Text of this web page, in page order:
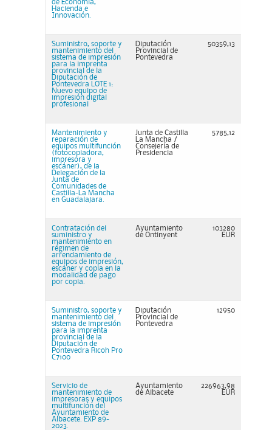
de Economía,
Hacienda e
Innovación.
Suministro, soporte y
mantenimiento del
sistema de impresión
para la imprenta
provincial de la
Diputación de
Pontevedra LOTE 1:
Nuevo equipo de
impresión digital
profesional
Diputación
Provincial de
Pontevedra
50359,13
Mantenimiento y
reparación de
equipos multifunción
(fotocopiadora,
impresora y
escáner), de la
Delegación de la
Junta de
Comunidades de
Castilla-La Mancha
en Guadalajara.
Junta de Castilla
La Mancha /
Consejería de
Presidencia
5785,12
Contratación del
suministro y
mantenimiento en
régimen de
arrendamiento de
equipos de impresión,
escáner y copia en la
modalidad de pago
por copia.
Ayuntamiento
de Ontinyent
103280
EUR
Suministro, soporte y
mantenimiento del
sistema de impresión
para la imprenta
provincial de la
Diputación de
Pontevedra Ricoh Pro
C7100
Diputación
Provincial de
Pontevedra
12950
Servicio de
mantenimiento de
impresoras y equipos
multifunción del
Ayuntamiento de
Albacete. EXP 89-
2023.
Ayuntamiento
de Albacete
226963,98
EUR